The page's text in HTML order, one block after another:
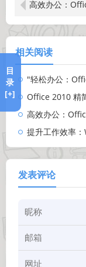
相关阅读
"轻松办公：
Office 2010 精
高效办公：
提升工作效率
发表评论
目
录
[+]